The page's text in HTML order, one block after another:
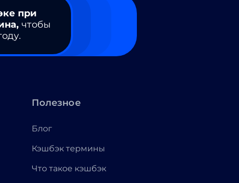
при
чтобы
Полезное
Блог
Кэшбэк термины
Что такое кэшбэк